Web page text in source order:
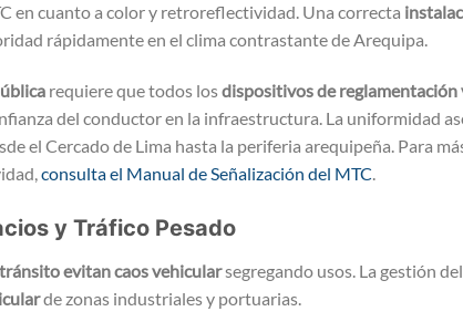
en cuanto a color y retroreflectividad. Una correcta
rápidamente en el clima contrastante de Arequipa.
requiere que todos losdispositivos de reglamentación
del conductor en la infraestructura. La uniformidad
el Cercado de Lima hasta la periferia arequipeña. Para
consulta el Manual de Señalización del MTC.
y Tráfico Pesado
evitan caos vehicularsegregando usos. La gestión del
de zonas industriales y portuarias.